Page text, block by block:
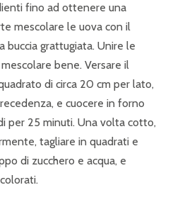
fino ad ottenere una
mescolare le uova con il
buccia grattugiata. Unire le
bene. Versare il
di circa 20 cm per lato,
e cuocere in forno
per 25 minuti. Una volta cotto,
tagliare in quadrati e
di zucchero e acqua, e